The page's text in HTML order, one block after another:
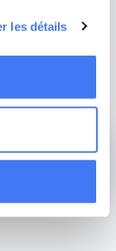
Naviguez sur
les détails